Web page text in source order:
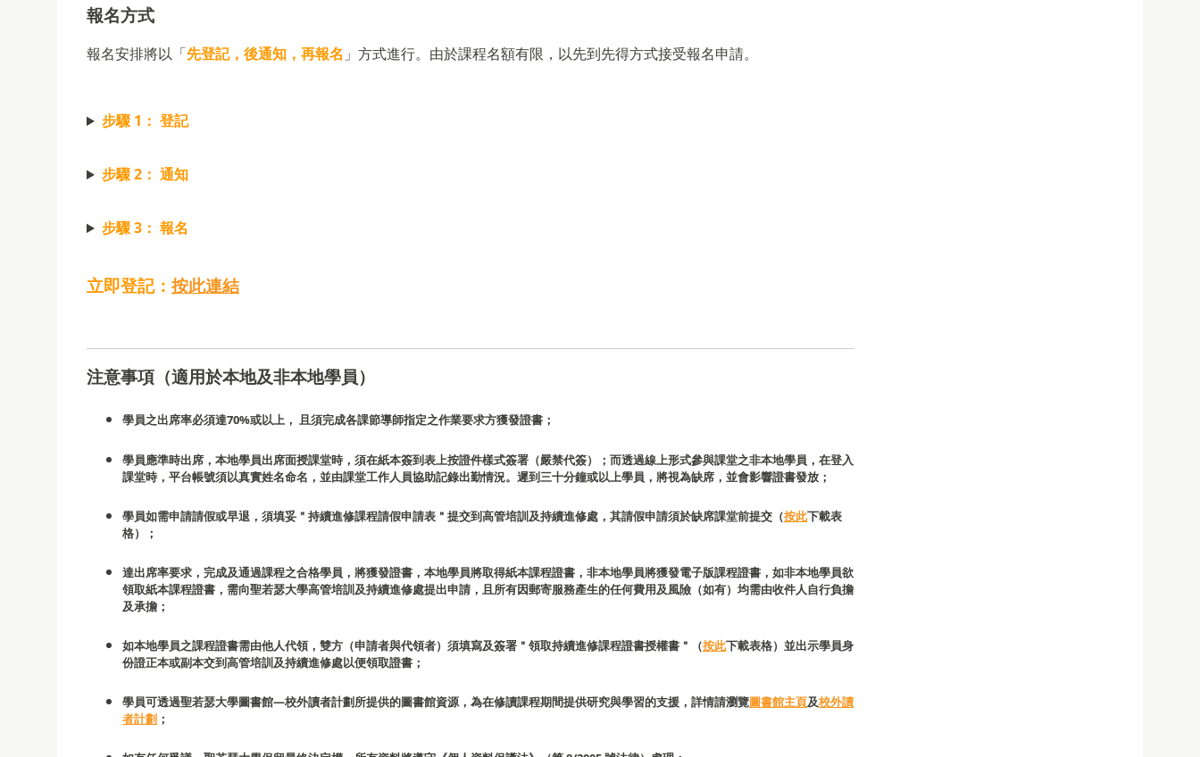
報名方式
報名安排將以「先登記，後通知，再報名 」方式進行。由於課程名額有限，以先到先得方式接受報名申請。
步驟 1： 登記
步驟 2： 通知
步驟 3： 報名
立即登記： 按此連結
注意事項（適用於本地及非本地學員）
學員之出席率必須達70%或以上， 且須完成各課節導師指定之作業要求方獲發證書；
學員應準時出席，本地學員出席面授課堂時，須在紙本簽到表上按證件樣式簽署（嚴禁代簽）；而透過線上形式參與課堂之非本地學員，在登入
課堂時，平台帳號須以真實姓名命名，並由課堂工作人員協助記錄出勤情況。遲到三十分鐘或以上學員，將視為缺席，並會影響證書發放；
學員如需申請請假或早退，須填妥＂持續進修課程請假申請表＂提交到高管培訓及持續進修處，其請假申請須於缺席課堂前提交（按此下載表
格）；
達出席率要求，完成及通過課程之合格學員，將獲發證書，本地學員將取得紙本課程證書，非本地學員將獲發電子版課程證書，如非本地學員欲
領取紙本課程證書，需向聖若瑟大學高管培訓及持續進修處提出申請，且所有因郵寄服務產生的任何費用及風險（如有）均需由收件人自行負擔
及承擔；
如本地學員之課程證書需由他人代領，雙方（申請者與代領者）須填寫及簽署＂領取持續進修課程證書授權書＂（按此下載表格）並出示學員身
份證正本或副本交到高管培訓及持續進修處以便領取證書；
學員可透過聖若瑟大學圖書館—校外讀者計劃所提供的圖書館資源，為在修讀課程期間提供研究與學習的支援，詳情請瀏覽圖書館主頁及校外讀
者計劃 ；